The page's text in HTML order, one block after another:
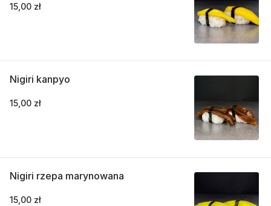
15,00 zł
Nigiri kanpyo
15,00 zł
Nigiri rzepa marynowana
15,00 zł